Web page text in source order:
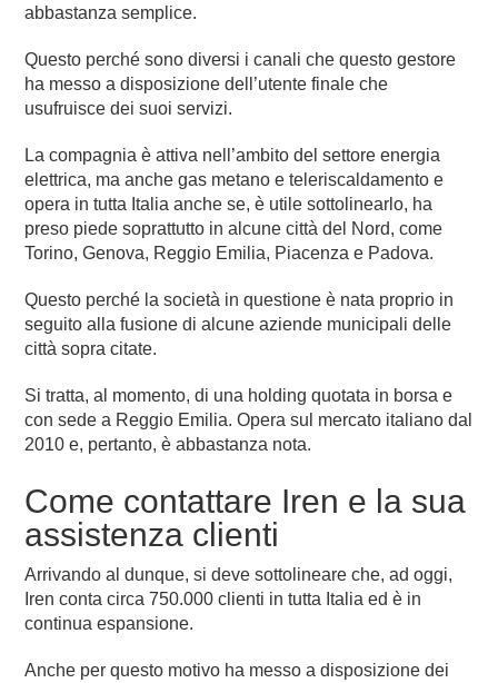
abbastanza semplice.
Questo perché sono diversi i canali che questo gestore
ha messo a disposizione dell’utente finale che
usufruisce dei suoi servizi.
La compagnia è attiva nell’ambito del settore energia
elettrica, ma anche gas metano e teleriscaldamento e
opera in tutta Italia anche se, è utile sottolinearlo, ha
preso piede soprattutto in alcune città del Nord, come
Torino, Genova, Reggio Emilia, Piacenza e Padova.
Questo perché la società in questione è nata proprio in
seguito alla fusione di alcune aziende municipali delle
città sopra citate.
Si tratta, al momento, di una holding quotata in borsa e
con sede a Reggio Emilia. Opera sul mercato italiano dal
2010 e, pertanto, è abbastanza nota.
Come contattare Iren e la sua
assistenza clienti
Arrivando al dunque, si deve sottolineare che, ad oggi,
Iren conta circa 750.000 clienti in tutta Italia ed è in
continua espansione.
Anche per questo motivo ha messo a disposizione dei